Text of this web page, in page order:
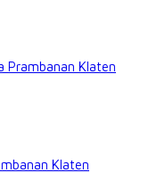
Prambanan Klaten
Klaten